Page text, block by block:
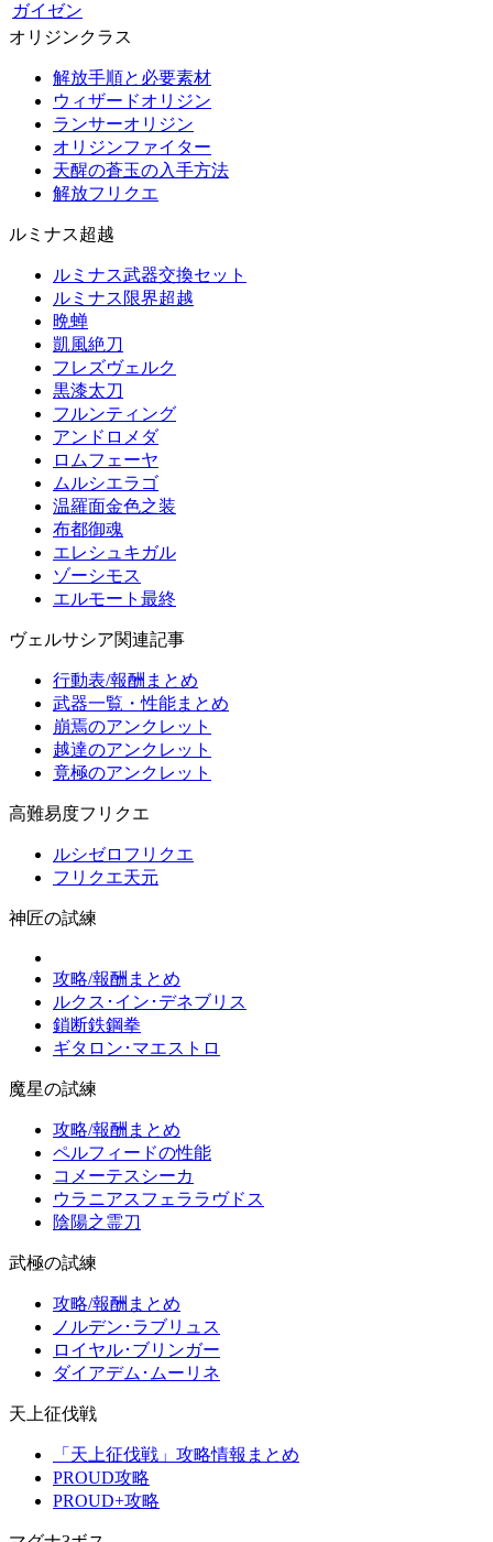
ガイゼン
オリジンクラス
解放手順と必要素材
ウィザードオリジン
ランサーオリジン
オリジンファイター
天醒の蒼玉の入手方法
解放フリクエ
ルミナス超越
ルミナス武器交換セット
ルミナス限界超越
晩蝉
凱風絶刀
フレズヴェルク
黒漆太刀
フルンティング
アンドロメダ
ロムフェーヤ
ムルシエラゴ
温羅面金色之装
布都御魂
エレシュキガル
ゾーシモス
エルモート最終
ヴェルサシア関連記事
行動表/報酬まとめ
武器一覧・性能まとめ
崩焉のアンクレット
越達のアンクレット
竟極のアンクレット
高難易度フリクエ
ルシゼロフリクエ
フリクエ天元
神匠の試練
攻略/報酬まとめ
ルクス･イン･デネブリス
鎖断鉄鋼拳
ギタロン･マエストロ
魔星の試練
攻略/報酬まとめ
ペルフィードの性能
コメーテスシーカ
ウラニアスフェララヴドス
陰陽之霊刀
武極の試練
攻略/報酬まとめ
ノルデン･ラブリュス
ロイヤル･ブリンガー
ダイアデム･ムーリネ
天上征伐戦
「天上征伐戦」攻略情報まとめ
PROUD攻略
PROUD+攻略